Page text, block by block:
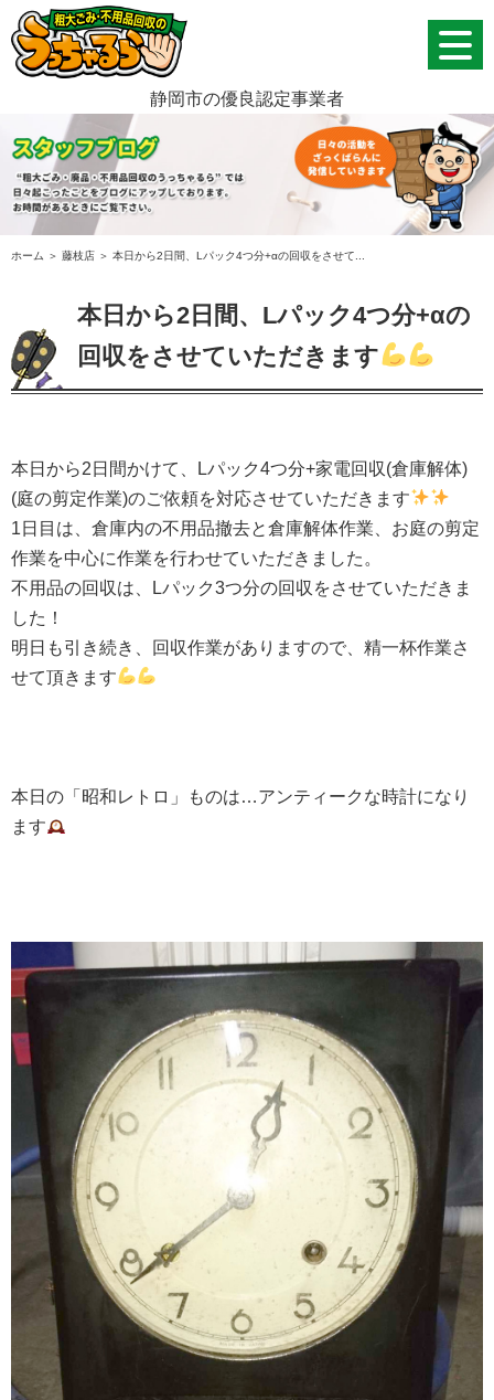
静岡市の優良認定事業者
ホーム ＞ 藤枝店 ＞ 本日から2日間、Lパック4つ分+αの回収をさせて...
本日から2日間、Lパック4つ分+αの
回収をさせていただきます
本日から2 日間かけて、 Lパック4つ分+家電回収(倉庫解体)
(庭の剪定作業)のご依頼を対応させていただきます
1 日目は、倉庫内の不用品撤去と倉庫解体作業、お庭の剪定
作業を中心に作業を行わせていただきました。
不用品の回収は、
Lパック3つ分の回収をさせていただきま
した！
明日も引き続き、回収作業がありますので、精一杯作業さ
せて頂きます
本日の「昭和レトロ」ものは…アンティークな時計になり
ます